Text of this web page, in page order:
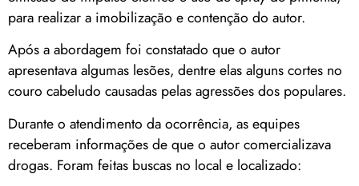
para realizar a imobilização e contenção do autor.
Após a abordagem foi constatado que o autor
apresentava algumas lesões, dentre elas alguns cortes no
couro cabeludo causadas pelas agressões dos populares.
Durante o atendimento da ocorrência, as equipes
receberam informações de que o autor comercializava
drogas. Foram feitas buscas no local e localizado: